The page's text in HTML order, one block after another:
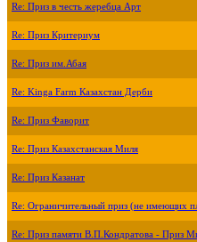
Re: Приз в честь жеребца Арт
Re: Приз Критериум
Re: Приз им.Абая
Re: Kinga Farm Казахстан Дерби
Re: Приз Фаворит
Re: Приз Казахстанская Миля
Re: Приз Казанат
Re: Ограничительный приз (не имеющих
Re: Приз памяти В.П.Кондратова - Приз